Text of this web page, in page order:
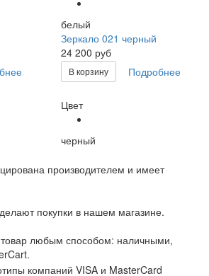
белый
Зеркало 021 черный
24 200 руб
В корзину Подробнее
Цвет
черный
производителем и имеет
покупки в нашем магазине.
любым способом: наличными,